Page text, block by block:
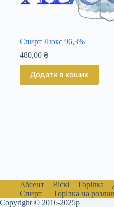
Спирт Люкс 96,3%
480,00 ₴
Додати в кошик
Абсент Віскі Горілка
Спирт
Горілка на розлив
Copyright © 2016-2025р